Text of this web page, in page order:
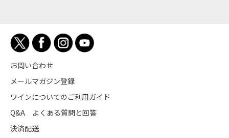
お問い合わせ
メールマガジン登録
ワインについてのご利用ガイド
Q&A よくある質問と回答
決済配送